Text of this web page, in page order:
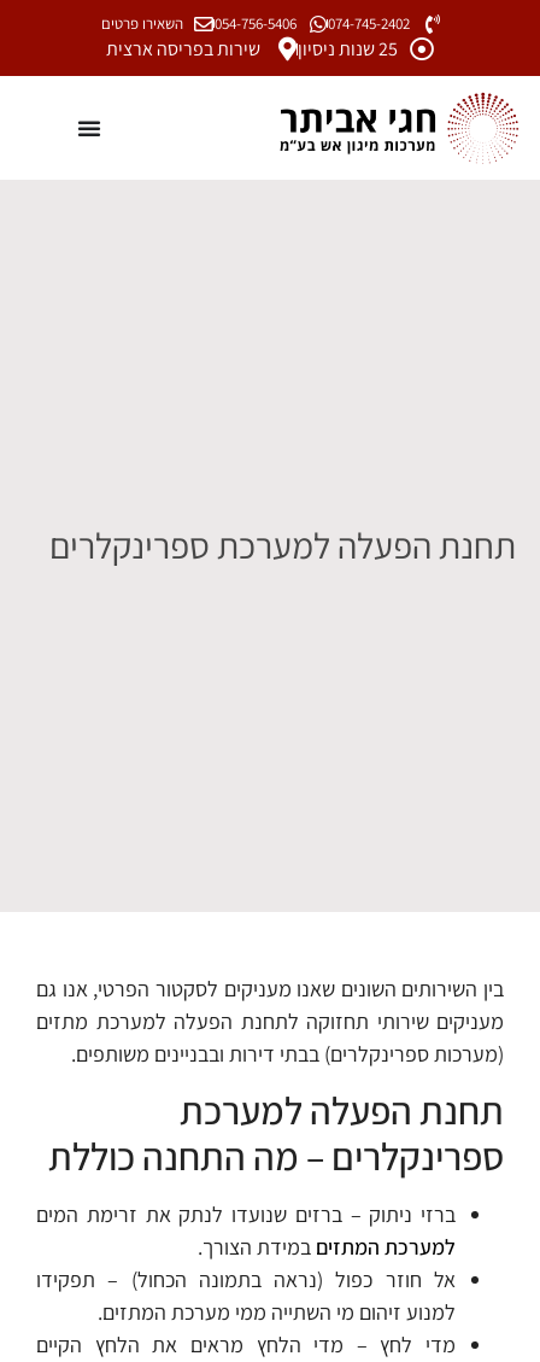
074-745-2402
054-756-5406 השאירו פרטים
25 שנות ניסיון שירות בפריסה ארצית
תחנת הפעלה למערכת ספרינקלרים
בין השירותים השונים שאנו מעניקים לסקטור הפרטי, אנו גם
מעניקים שירותי תחזוקה לתחנת הפעלה למערכת מתזים
(מערכות ספרינקלרים) בבתי דירות ובבניינים משותפים.
תחנת הפעלה למערכת
ספרינקלרים – מה התחנה כוללת
ברזי ניתוק – ברזים שנועדו לנתק את זרימת המים
למערכת המתזים במידת הצורך.
אל חוזר כפול (נראה בתמונה הכחול) – תפקידו
למנוע זיהום מי השתייה ממי מערכת המתזים.
מדי לחץ – מדי הלחץ מראים את הלחץ הקיים